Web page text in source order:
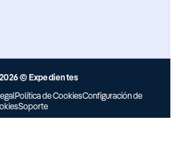
© Expedientes
Política de CookiesConfiguración de
Soporte